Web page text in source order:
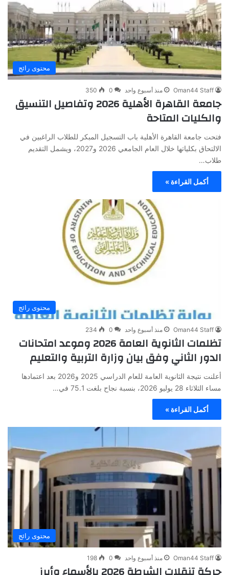
محتوى رائج
Oman44 Staff منذ أسبوع واحد 0
350
جامعة القاهرة الأهلية 2026 وتفاصيل التنسيق
والكليات المتاحة
فتحت جامعة القاهرة الأهلية باب التسجيل المبكر للطلاب الراغبين في
الالتحاق بكلياتها خلال العام الجامعي 2026 و2027، ويشمل التقديم
طلاب…
أكمل القراءة »
محتوى رائج
Oman44 Staff منذ أسبوع واحد 0
234
تظلمات الثانوية العامة 2026 وموعد امتحانات
الدور الثاني وفق بيان وزارة التربية والتعليم
أعلنت نتيجة الثانوية العامة للعام الدراسي 2025 و2026 بعد اعتمادها
مساء الثلاثاء 28 يوليو 2026، بنسبة نجاح بلغت 75.1 في…
أكمل القراءة »
محتوى رائج
Oman44 Staff منذ أسبوع واحد 0
198